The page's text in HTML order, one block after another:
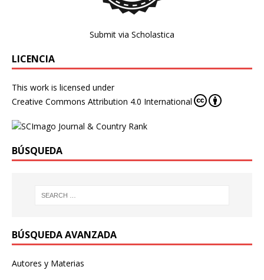
Submit via Scholastica
LICENCIA
This work is licensed under
Creative Commons Attribution 4.0 International
BÚSQUEDA
BÚSQUEDA AVANZADA
Autores y Materias